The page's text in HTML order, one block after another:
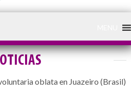
oblata en Juazeiro (Brasil)